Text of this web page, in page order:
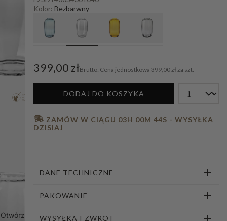
Otwórz
Kolor: Bezbarwny
399,00 zł Cena jednostkowa 399,00 zł za szt.
DODAJ DO KOSZYKA
DANE TECHNICZNE
PAKOWANIE
WYSYŁKA I ZWROT
ZAMÓW W CIĄGU 03H 00M 43S - WYSYŁKA
DZISIAJ